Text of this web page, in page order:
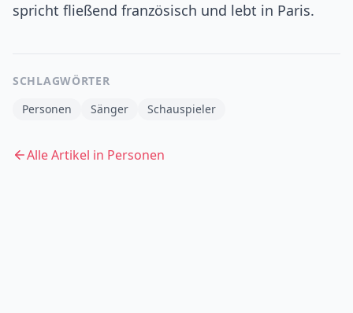
spricht fließend französisch und lebt in Paris.
SCHLAGWÖRTER
Personen
Sänger Schauspieler
Alle Artikel in Personen